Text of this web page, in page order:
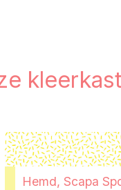
Hemd, Scapa